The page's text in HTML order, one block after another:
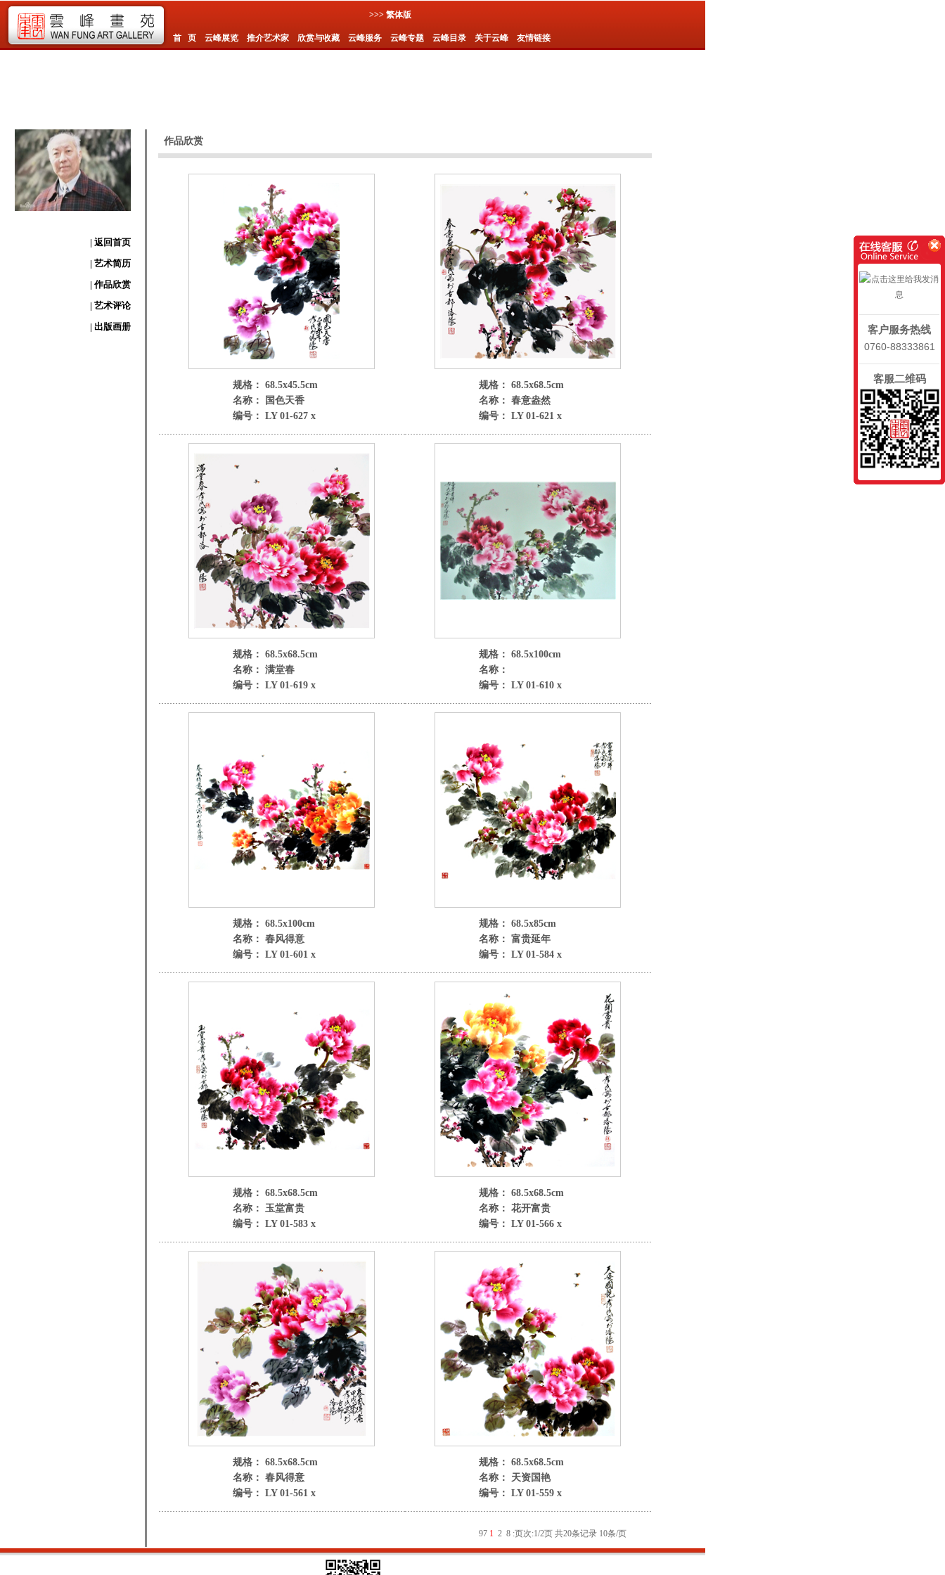
>>> 繁体版
首 页 云峰展览 推介艺术家 欣赏与收藏 云峰服务 云峰专题 云峰目录 关于云峰 友情链接
| 返回首页
| 艺术简历
| 作品欣赏
| 艺术评论
| 出版画册
作品欣赏
规格： 68.5x45.5cm
名称： 国色天香
编号： LY 01-627 x
规格： 68.5x68.5cm
名称： 春意盎然
编号： LY 01-621 x
规格： 68.5x68.5cm
名称： 满堂春
编号： LY 01-619 x
规格： 68.5x100cm
名称：
编号： LY 01-610 x
规格： 68.5x100cm
名称： 春风得意
编号： LY 01-601 x
规格： 68.5x85cm
名称： 富贵延年
编号： LY 01-584 x
规格： 68.5x68.5cm
名称： 玉堂富贵
编号： LY 01-583 x
规格： 68.5x68.5cm
名称： 花开富贵
编号： LY 01-566 x
规格： 68.5x68.5cm
名称： 春风得意
编号： LY 01-561 x
规格： 68.5x68.5cm
名称： 天资国艳
编号： LY 01-559 x
97 1 2 8 :页次:1/2页 共20条记录 10条/页
客户服务热线
0760-88333861
客服二维码